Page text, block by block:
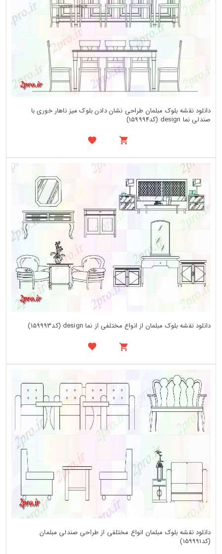
دانلود نقشه بلوک مبلمان طراحی نشان دادن بلوک میز ناهار خوری با
صندلی نما design (کد159994)
دانلود نقشه بلوک مبلمان از انواع مختلفی از نما design (کد159993)
دانلود نقشه بلوک مبلمان انواع مختلفی از طراحی صندلی مبلمان
(کد159991)